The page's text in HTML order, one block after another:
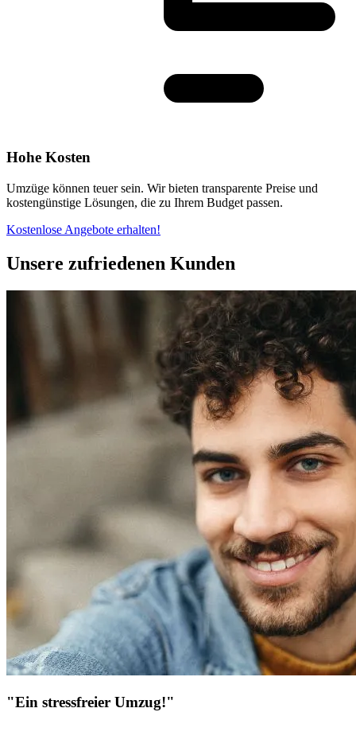
Hohe Kosten
Umzüge können teuer sein. Wir bieten transparente Preise und
kostengünstige Lösungen, die zu Ihrem Budget passen.
Kostenlose Angebote erhalten!
Unsere zufriedenen Kunden
"Ein stressfreier Umzug!"